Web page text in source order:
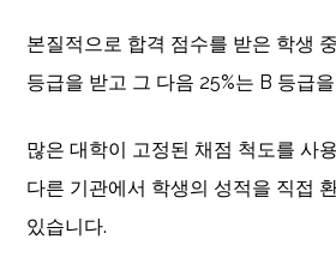
본질적으로 합격 점수를 받은 학생
등급을 받고 그 다음 25%는 B 등급
많은 대학이 고정된 채점 척도를 사
다른 기관에서 학생의 성적을 직접
있습니다.